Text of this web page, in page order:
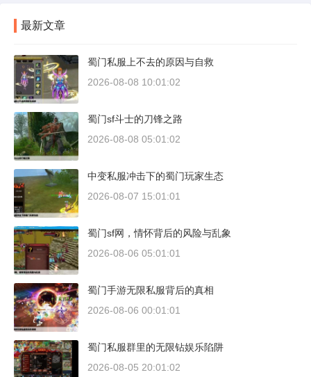
最新文章
蜀门私服上不去的原因与自救
2026-08-08 10:01:02
蜀门sf斗士的刀锋之路
2026-08-08 05:01:02
中变私服冲击下的蜀门玩家生态
2026-08-07 15:01:01
蜀门sf网，情怀背后的风险与乱象
2026-08-06 05:01:01
蜀门手游无限私服背后的真相
2026-08-06 00:01:01
蜀门私服群里的无限钻娱乐陷阱
2026-08-05 20:01:02